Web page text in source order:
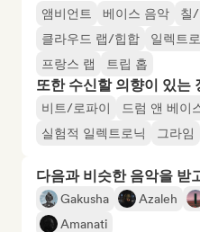
앰비언트 베이스 음악 칠/
클라우드 랩/힙합
일렉트
프랑스 랩
트립 홉
또한 수신할 의향이 있는
비트/로파이 드럼 앤 베이
실험적 일렉트로닉
그라임
다음과 비슷한 음악을 받
Gakusha Azaleh
Amanati